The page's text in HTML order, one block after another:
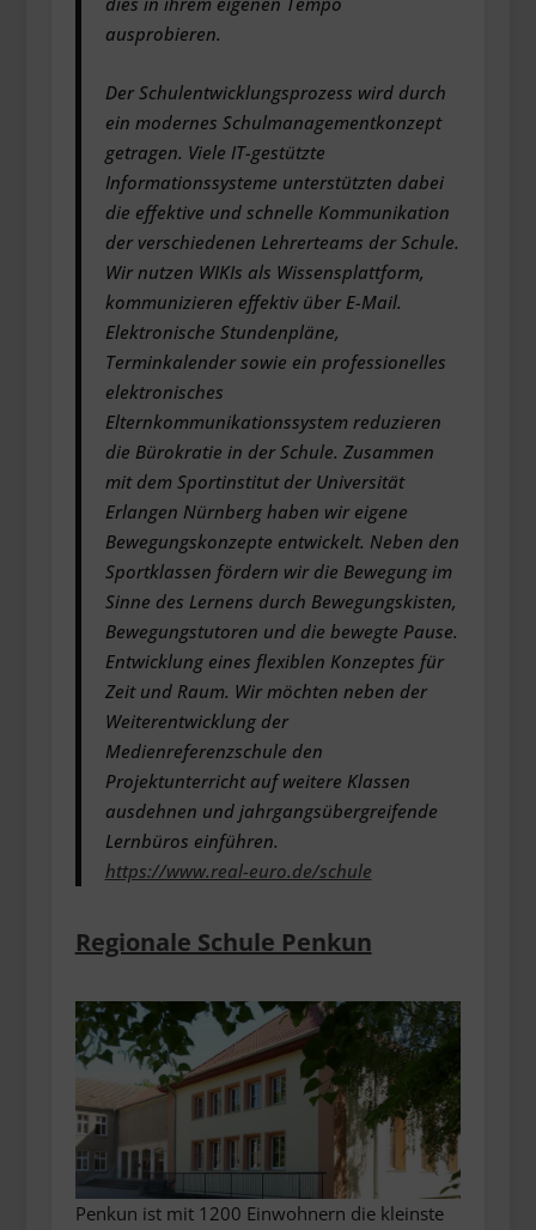
ausprobieren.
Der Schulentwicklungsprozess wird durch
ein modernes Schulmanagementkonzept
getragen. Viele IT-gestützte
Informationssysteme unterstützten dabei
die effektive und schnelle Kommunikation
der verschiedenen Lehrerteams der Schule.
Wir nutzen WIKIs als Wissensplattform,
kommunizieren effektiv über E-Mail.
Elektronische Stundenpläne,
Terminkalender sowie ein professionelles
elektronisches
Elternkommunikationssystem reduzieren
die Bürokratie in der Schule. Zusammen
mit dem Sportinstitut der Universität
Erlangen Nürnberg haben wir eigene
Bewegungskonzepte entwickelt. Neben den
Sportklassen fördern wir die Bewegung im
Sinne des Lernens durch Bewegungskisten,
Bewegungstutoren und die bewegte Pause.
Entwicklung eines flexiblen Konzeptes für
Zeit und Raum. Wir möchten neben der
Weiterentwicklung der
Medienreferenzschule den
Projektunterricht auf weitere Klassen
ausdehnen und jahrgangsübergreifende
Lernbüros einführen.
https://www.real-euro.de/schule
Regionale Schule Penkun
Penkun ist mit 1200 Einwohnern die kleinste